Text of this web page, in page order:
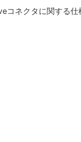
ネクタに関する仕